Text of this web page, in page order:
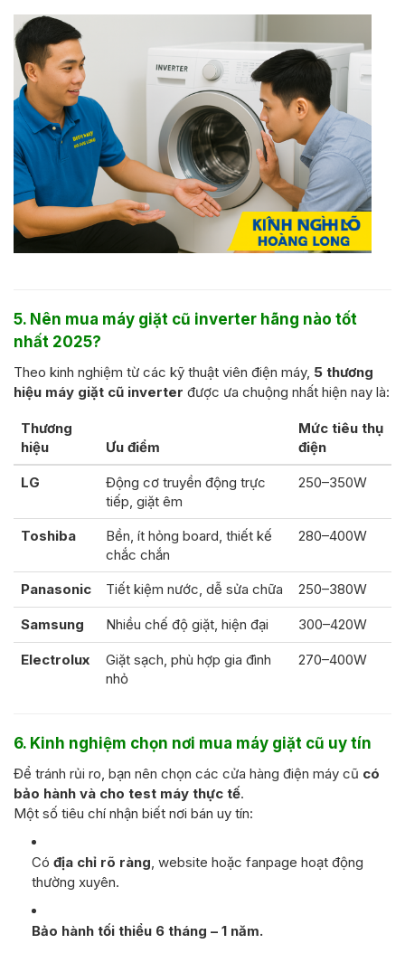
5. Nên mua máy giặt cũ inverter hãng nào tốt
nhất 2025?
Theo kinh nghiệm từ các kỹ thuật viên điện máy, 5 thương
hiệu máy giặt cũ inverter được ưa chuộng nhất hiện nay là:
Thương
hiệu
Ưu điểm
Mức tiêu thụ
điện
LG
Động cơ truyền động trực
tiếp, giặt êm
250–350W
Toshiba
Bền, ít hỏng board, thiết kế
chắc chắn
280–400W
Panasonic Tiết kiệm nước, dễ sửa chữa 250–380W
Samsung Nhiều chế độ giặt, hiện đại 300–420W
Electrolux
Giặt sạch, phù hợp gia đình
nhỏ
270–400W
6. Kinh nghiệm chọn nơi mua máy giặt cũ uy tín
Để tránh rủi ro, bạn nên chọn các cửa hàng điện máy cũ có
bảo hành và cho test máy thực tế.
Một số tiêu chí nhận biết nơi bán uy tín:
Có địa chỉ rõ ràng, website hoặc fanpage hoạt động
thường xuyên.
Bảo hành tối thiểu 6 tháng – 1 năm.